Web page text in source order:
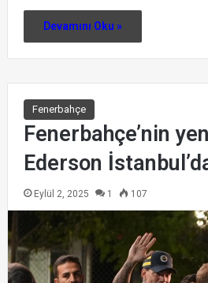
Devamını Oku »
Fenerbahçe
Fenerbahçe’nin
Ederson
Eylül 2, 2025 1 107